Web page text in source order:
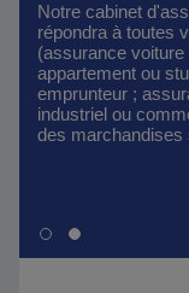
Notre cabinet
répondra à toutes
(assurance
appartement ou
emprunteur ;
industriel ou
des